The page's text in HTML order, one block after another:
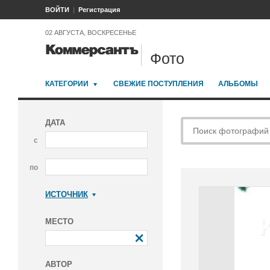
ВОЙТИ Регистрация
02 АВГУСТА, ВОСКРЕСЕНЬЕ
Фото
КАТЕГОРИИ СВЕЖИЕ ПОСТУПЛЕНИЯ АЛЬБОМЫ
ДАТА
с
по
ИСТОЧНИК
МЕСТО
АВТОР